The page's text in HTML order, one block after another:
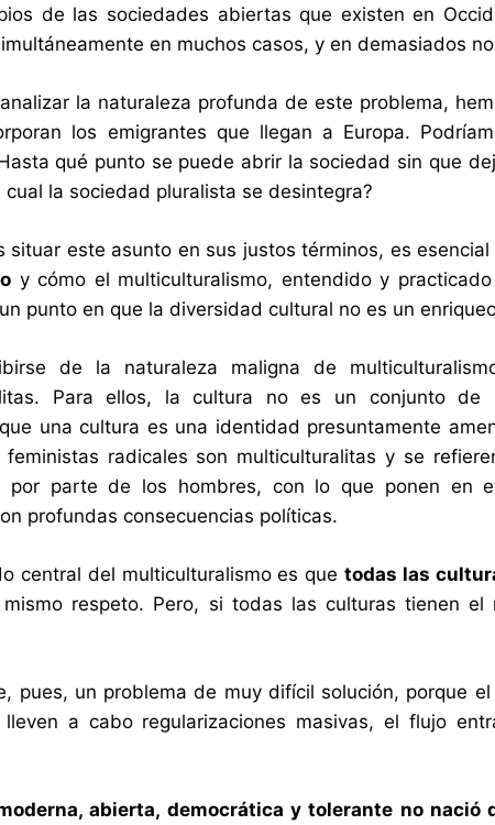
de las sociedades abiertas que existen en
en muchos casos, y en demasiados
la naturaleza profunda de este problema,
los emigrantes que llegan a Europa.
qué punto se puede abrir la sociedad sin que
cual la sociedad pluralista se desintegra?
situar este asunto en sus justos términos, es
y cómo el multiculturalismo, entendido y
punto en que la diversidad cultural no es un
de la naturaleza maligna de
Para ellos, la cultura no es un conjunto de
una cultura es una identidad presuntamente
feministas radicales son multiculturalitas y se
por parte de los hombres, con lo que ponen en
profundas consecuencias políticas.
central del multiculturalismo es quetodas las
mismo respeto. Pero, si todas las culturas tienen
pues, un problema de muy difícil solución, porque
lleven a cabo regularizaciones masivas, el flujo
abierta, democrática y tolerante no